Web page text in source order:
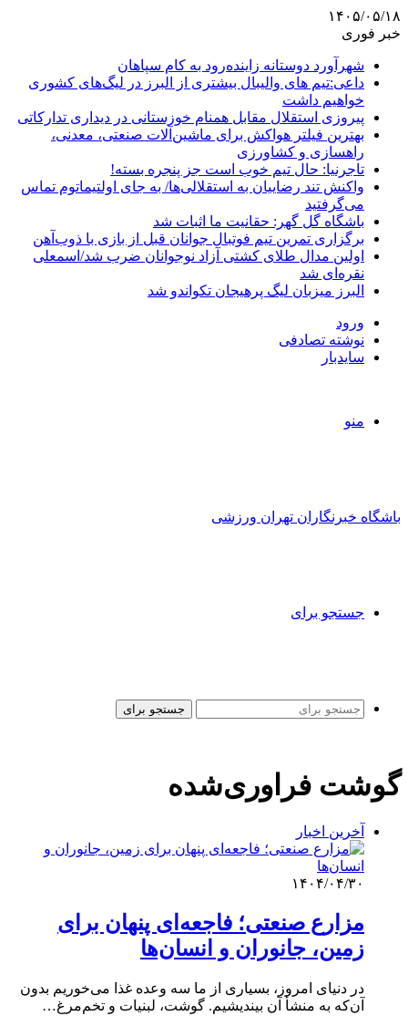
۱۴۰۵/۰۵/۱۸
خبر فوری
شهرآورد دوستانه زاینده‌رود به کام سپاهان
داعی:تیم های والیبال بیشتری از البرز در لیگ‌های کشوری
خواهیم داشت
پیروزی استقلال مقابل همنام خوزستانی در دیداری تدارکاتی
بهترین فیلتر هواکش برای ماشین‌آلات صنعتی، معدنی،
راهسازی و کشاورزی
تاجرنیا: حال تیم خوب است جز پنجره بسته!
واکنش تند رضاییان به استقلالی‌ها/ به جای اولتیماتوم تماس
می‌گرفتید
باشگاه گل گهر: حقانیت ما اثبات شد
برگزاری تمرین تیم فوتبال جوانان قبل از بازی با ذوب‌آهن
اولین مدال طلای کشتی آزاد نوجوانان ضرب شد/اسمعلی
نقره‌ای شد
البرز میزبان لیگ پرهیجان تکواندو شد
ورود
نوشته تصادفی
سایدبار
منو
باشگاه خبرنگاران تهران ورزشی
جستجو برای
جستجو برای
گوشت فراوری‌شده
آخرین اخبار
۱۴۰۴/۰۴/۳۰
مزارع صنعتی؛ فاجعه‌ای پنهان برای
زمین، جانوران و انسان‌ها
در دنیای امروز، بسیاری از ما سه وعده غذا می‌خوریم بدون
آن‌که به منشأ آن بیندیشیم. گوشت، لبنیات و تخم‌مرغ…